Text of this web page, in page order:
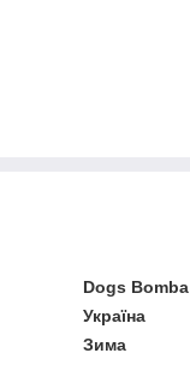
Dogs Bomba
Україна
Зима